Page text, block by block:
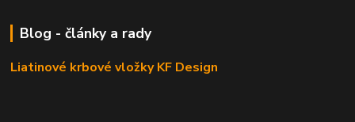
Blog - články a rady
Liatinové krbové vložky KF Design